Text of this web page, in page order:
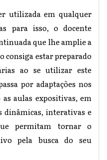
utilizada em qualquer
para isso, o docente
que lhe amplie a
consiga estar preparado
ao se utilizar este
por adaptações nos
aulas expositivas, em
dinâmicas, interativas e
permitam tornar o
pela busca do seu